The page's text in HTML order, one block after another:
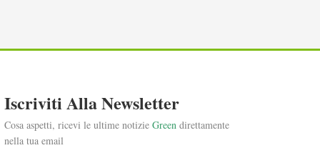
Iscriviti Alla Newsletter
Cosa aspetti, ricevi le ultime notizie Green direttamente
nella tua email